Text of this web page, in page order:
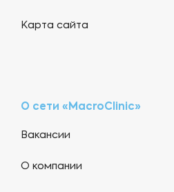
Карта сайта
О сети «MacroClinic»
Вакансии
О компании